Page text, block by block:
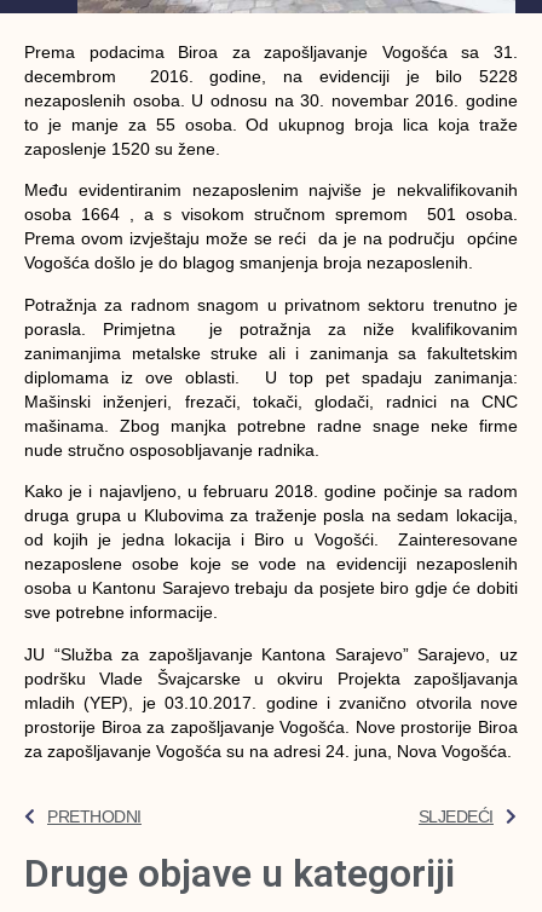
Prema podacima Biroa za zapošljavanje Vogošća sa 31.
decembrom 2016. godine, na evidenciji je bilo 5228
nezaposlenih osoba. U odnosu na 30. novembar 2016. godine
to je manje za 55 osoba. Od ukupnog broja lica koja traže
zaposlenje 1520 su žene.
Među evidentiranim nezaposlenim najviše je nekvalifikovanih
osoba 1664 , a s visokom stručnom spremom 501 osoba.
Prema ovom izvještaju može se reći da je na području općine
Vogošća došlo je do blagog smanjenja broja nezaposlenih.
Potražnja za radnom snagom u privatnom sektoru trenutno je
porasla. Primjetna je potražnja za niže kvalifikovanim
zanimanjima metalske struke ali i zanimanja sa fakultetskim
diplomama iz ove oblasti. U top pet spadaju zanimanja:
Mašinski inženjeri, frezači, tokači, glodači, radnici na CNC
mašinama. Zbog manjka potrebne radne snage neke firme
nude stručno osposobljavanje radnika.
Kako je i najavljeno, u februaru 2018. godine počinje sa radom
druga grupa u Klubovima za traženje posla na sedam lokacija,
od kojih je jedna lokacija i Biro u Vogošći. Zainteresovane
nezaposlene osobe koje se vode na evidenciji nezaposlenih
osoba u Kantonu Sarajevo trebaju da posjete biro gdje će dobiti
sve potrebne informacije.
JU “Služba za zapošljavanje Kantona Sarajevo” Sarajevo, uz
podršku Vlade Švajcarske u okviru Projekta zapošljavanja
mladih (YEP), je 03.10.2017. godine i zvanično otvorila nove
prostorije Biroa za zapošljavanje Vogošća. Nove prostorije Biroa
za zapošljavanje Vogošća su na adresi 24. juna, Nova Vogošća.
PRETHODNI SLJEDEĆI
Druge objave u kategoriji